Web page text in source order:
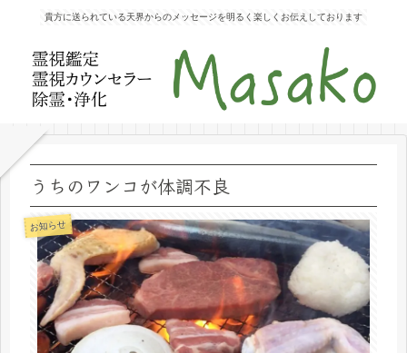
貴方に送られている天界からのメッセージを明るく楽しくお伝えしております
うちのワンコが体調不良
お知らせ